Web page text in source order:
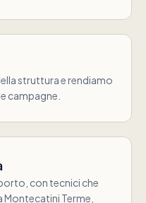
struttura e rendiamo
campagne.
con tecnici che
Terme,